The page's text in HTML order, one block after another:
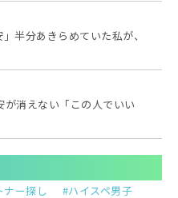
半分あきらめていた私が、
消えない「この人でいい
ナー探し
ハイスペ男子